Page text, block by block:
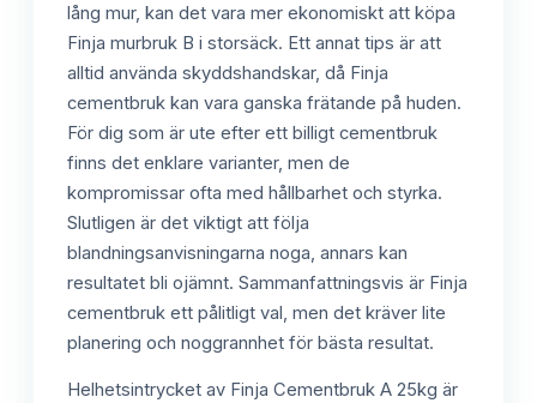
lång mur, kan det vara mer ekonomiskt att köpa
Finja murbruk B i storsäck. Ett annat tips är att
alltid använda skyddshandskar, då Finja
cementbruk kan vara ganska frätande på huden.
För dig som är ute efter ett billigt cementbruk
finns det enklare varianter, men de
kompromissar ofta med hållbarhet och styrka.
Slutligen är det viktigt att följa
blandningsanvisningarna noga, annars kan
resultatet bli ojämnt. Sammanfattningsvis är Finja
cementbruk ett pålitligt val, men det kräver lite
planering och noggrannhet för bästa resultat.
Helhetsintrycket av Finja Cementbruk A 25kg är